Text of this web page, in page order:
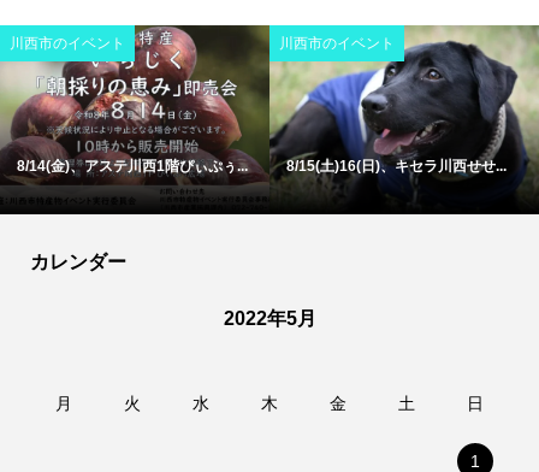
川西市のイベント
8/14(金)、アステ川西1階ぴぃぷぅ...
川西市のイベント
8/15(土)16(日)、キセラ川西せせ...
カレンダー
2022年5月
月 火 水 木 金 土 日
1